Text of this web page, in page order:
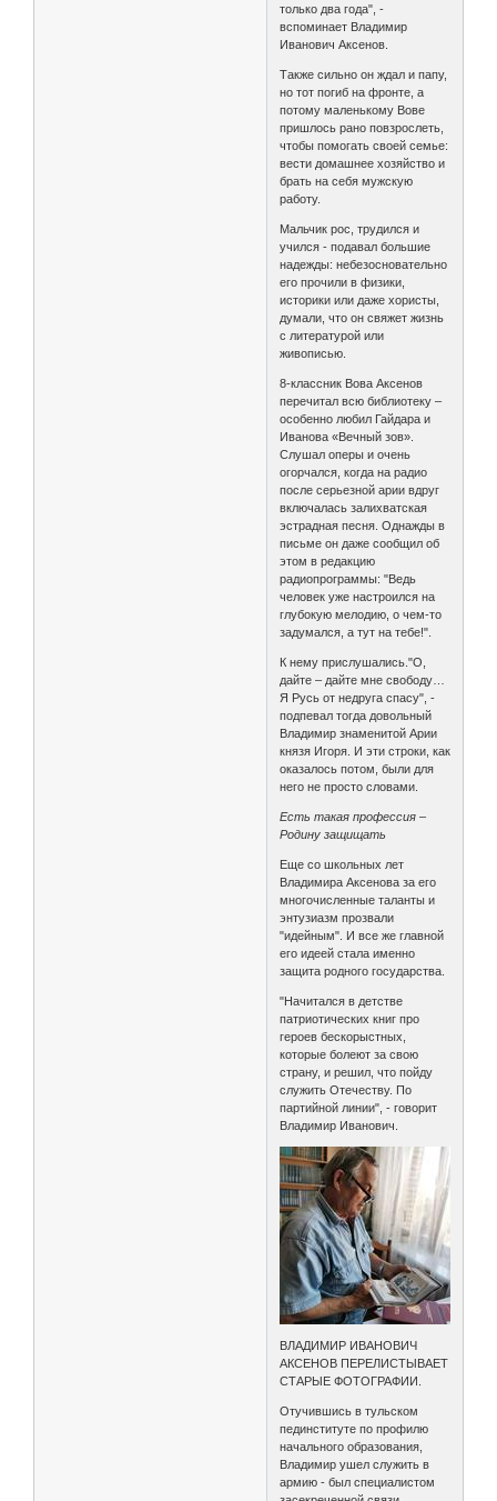
только два года", -
вспоминает Владимир
Иванович Аксенов.
Также сильно он ждал и папу,
но тот погиб на фронте, а
потому маленькому Вове
пришлось рано повзрослеть,
чтобы помогать своей семье:
вести домашнее хозяйство и
брать на себя мужскую
работу.
Мальчик рос, трудился и
учился - подавал большие
надежды: небезосновательно
его прочили в физики,
историки или даже хористы,
думали, что он свяжет жизнь
с литературой или
живописью.
8-классник Вова Аксенов
перечитал всю библиотеку –
особенно любил Гайдара и
Иванова «Вечный зов».
Слушал оперы и очень
огорчался, когда на радио
после серьезной арии вдруг
включалась залихватская
эстрадная песня. Однажды в
письме он даже сообщил об
этом в редакцию
радиопрограммы: "Ведь
человек уже настроился на
глубокую мелодию, о чем-то
задумался, а тут на тебе!".
К нему прислушались."О,
дайте – дайте мне свободу…
Я Русь от недруга спасу", -
подпевал тогда довольный
Владимир знаменитой Арии
князя Игоря. И эти строки, как
оказалось потом, были для
него не просто словами.
Есть такая профессия –
Родину защищать
Еще со школьных лет
Владимира Аксенова за его
многочисленные таланты и
энтузиазм прозвали
"идейным". И все же главной
его идеей стала именно
защита родного государства.
"Начитался в детстве
патриотических книг про
героев бескорыстных,
которые болеют за свою
страну, и решил, что пойду
служить Отечеству. По
партийной линии", - говорит
Владимир Иванович.
ВЛАДИМИР ИВАНОВИЧ
АКСЕНОВ ПЕРЕЛИСТЫВАЕТ
СТАРЫЕ ФОТОГРАФИИ.
Отучившись в тульском
пединституте по профилю
начального образования,
Владимир ушел служить в
армию - был специалистом